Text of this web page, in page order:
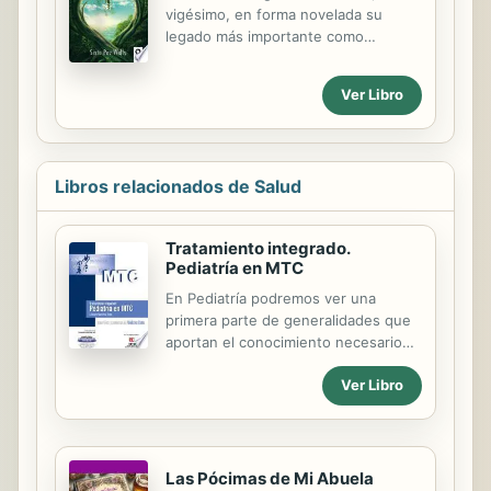
vigésimo, en forma novelada su
legado más importante como
"poder" más importantes del mundo,
desde la Isla de Pascua al Paititi en el
Amazonas, desvelando el origen
oculto de la Humanidad y las claves
secretas para progresar como
especie y elevar nuestro nivel de
conciencia.
Ver Libro
Libros relacionados de Salud
Tratamiento integrado.
Pediatría en MTC
En Pediatría podremos ver una
primera parte de generalidades que
aportan el conocimiento necesario
en medicina china en la especialidad.
La segunda parte se caracteriza por
detallar las patologías más
comienza con una breve
introducción de medicina occidental
Ver Libro
Las Pócimas de Mi Abuela